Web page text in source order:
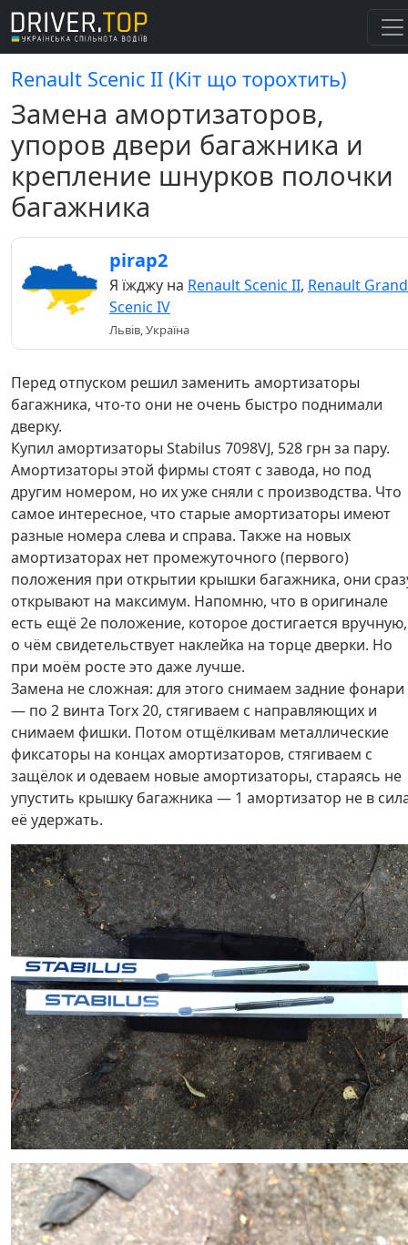
Renault Scenic II (Кіт що торохтить)
Замена амортизаторов,
упоров двери багажника и
крепление шнурков полочки
багажника
pirap2
Я їжджу на Renault Scenic II, Renault Grand
Scenic IV
Львів, Україна
Перед отпуском решил заменить амортизаторы
багажника, что-то они не очень быстро поднимали
дверку.
Купил амортизаторы Stabilus 7098VJ, 528 грн за пару.
Амортизаторы этой фирмы стоят с завода, но под
другим номером, но их уже сняли с производства. Что
самое интересное, что старые амортизаторы имеют
разные номера слева и справа. Также на новых
амортизаторах нет промежуточного (первого)
положения при открытии крышки багажника, они
открывают на максимум. Напомню, что в оригинале
есть ещё 2е положение, которое достигается вручную,
о чём свидетельствует наклейка на торце дверки. Но
при моём росте это даже лучше.
Замена не сложная: для этого снимаем задние фонари
— по 2 винта Torx 20, стягиваем с направляющих и
снимаем фишки. Потом отщёлкивам металлические
фиксаторы на концах амортизаторов, стягиваем с
защёлок и одеваем новые амортизаторы, стараясь не
упустить крышку багажника — 1 амортизатор не в
её удержать.